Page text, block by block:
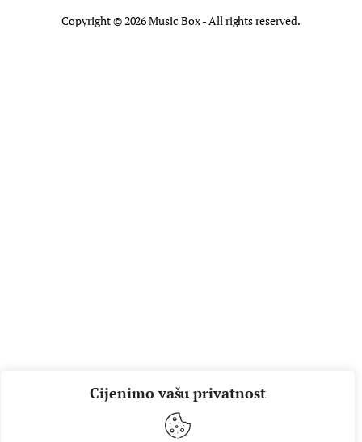
Cijenimo vašu privatnost
Copyright © 2026 Music Box - All rights reserved.